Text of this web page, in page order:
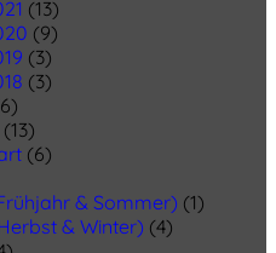
(13)
(9)
(3)
(3)
(13)
(6)
& Sommer) (1)
& Winter) (4)